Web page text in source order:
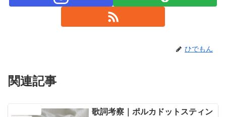
ひでもん
関連記事
歌詞考察｜ポルカドットスティン